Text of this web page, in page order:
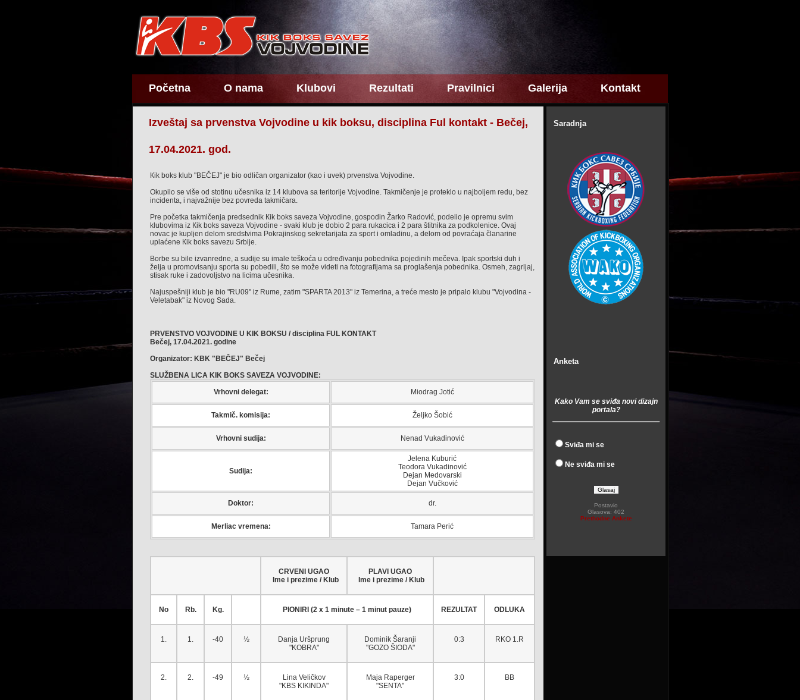
Početna O nama Klubovi Rezultati Pravilnici Galerija Kontakt
Izveštaj sa prvenstva Vojvodine u kik boksu, disciplina Ful kontakt - Bečej,
17.04.2021. god.
Кik boks klub "BEČEJ" je bio odličan organizator (kao i uvek) prvenstva Vojvodine.
Okupilo se više od stotinu učesnika iz 14 klubova sa teritorije Vojvodine. Takmičenje je proteklo u najboljem redu, bez
incidenta, i najvažnije bez povreda takmičara.
Pre početka takmičenja predsednik Кik boks saveza Vojvodine, gospodin Žarko Radović, podelio je opremu svim
klubovima iz Кik boks saveza Vojvodine - svaki klub je dobio 2 para rukacica i 2 para štitnika za podkolenice. Ovaj
novac je kupljen delom sredstvima Pokrajinskog sekretarijata za sport i omladinu, a delom od povraćaja članarine
uplaćene Кik boks savezu Srbije.
Borbe su bile izvanredne, a sudije su imale teškoća u određivanju pobednika pojedinih mečeva. Ipak sportski duh i
želja u promovisanju sporta su pobedili, što se može videti na fotografijama sa proglašenja pobednika. Osmeh, zagrljaj,
stisak ruke i zadovoljstvo na licima učesnika.
Najuspešniji klub je bio "RU09" iz Rume, zatim "SPARTA 2013" iz Temerina, a treće mesto je pripalo klubu "Vojvodina -
Veletabak" iz Novog Sada.
PRVENSTVO VOJVODINE U KIK BOKSU / disciplina FUL KONTAKT
Bečej, 17.04.2021. godine
Organizator: KBK "BEČEJ" Bečej
SLUŽBENA LICA KIK BOKS SAVEZA VOJVODINE:
Vrhovni delegat:
Miodrag Jotić
Takmič. komisija: Željko Šobić
Vrhovni sudija: Nenad Vukadinović
Sudija:
Jelena Kuburić
Teodora Vukadinović
Dejan Medovarski
Dejan Vučković
Doktor: dr.
Merliac vremena: Tamara Perić
CRVENI UGAO
Ime i prezime / Klub
PLAVI UGAO
Ime i prezime / Klub
No Rb. Kg. PIONIRI (2 x 1 minute – 1 minut pauze) REZULTAT ODLUKA
1. 1. -40 ½
Danja Uršprung
"KOBRA"
Dominik Šaranji
"GOZO ŠIODA"
0:3 RKO 1.R
2. 2. -49 ½
Lina Veličkov
"KBS KIKINDA"
Maja Raperger
"SENTA"
3:0 BB
Saradnja
Anketa
Kako Vam se sviđa novi dizajn
portala?
Sviđa mi se
Ne sviđa mi se
Postavio
Glasova: 402
Prethodne Ankete